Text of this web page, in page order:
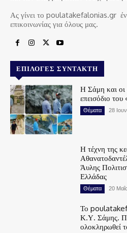
Ας γίνει το poulatakefalonias.gr
επικοινωνίας για όλους μας.
ΕΠΙΛΟΓΈΣ ΣΥΝΤΆΚΤΗ
Η Σάμη και οι
επεισόδιο
Θέματα 28
Η τέχνη της
Άυλης
Ελλάδας
Θέματα 20
Το
Κ.Υ. Σάμης.
ολοκληρωθεί